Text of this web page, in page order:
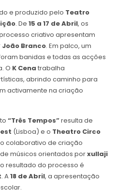
e produzido pelo Teatro
. De 15 a 17 de Abril, os
criativo apresentam
João Branco. Em palco, um
banidas e todas as acções
O K Cena trabalha
abrindo caminho para
activamente na criação
“Três Tempos”resulta de
(Lisboa) e o Theatro Circo
colaborativo de criação
músicos orientados porxullaji
resultado do processo é
. A18 de Abril, a apresentação